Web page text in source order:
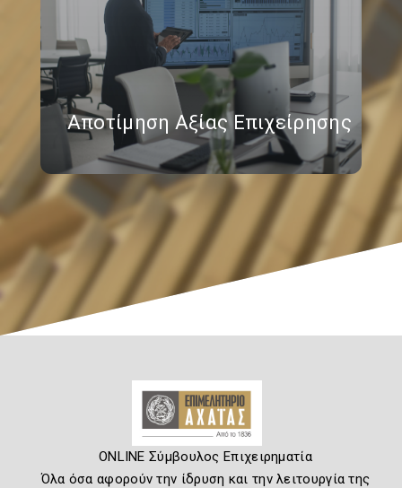
Αποτίμηση Αξίας Επιχείρησης
ONLINE Σύμβουλος Επιχειρηματία
Όλα όσα αφορούν την ίδρυση και την λειτουργία της